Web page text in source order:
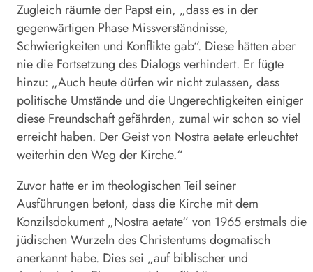
Zugleich räumte der Papstein, „dass es in der
gegenwärtigen Phase Missverständnisse,
Schwierigkeiten und Konflikte gab“. Diese hätten aber
nie die Fortsetzung des Dialogs verhindert. Er fügte
hinzu: „Auch heute dürfen wir nicht zulassen, dass
politische Umstände und die Ungerechtigkeiten einiger
diese Freundschaft gefährden, zumal wir schon so viel
erreicht haben. Der Geist von Nostra aetate erleuchtet
weiterhin den Weg der Kirche.“
Zuvor hatte er im theologischen Teil seiner
Ausführungen betont, dass die Kirche mit dem
Konzilsdokument „Nostra aetate“ von 1965 erstmals die
jüdischen Wurzeln des Christentums dogmatisch
anerkannt habe. Dies sei „auf biblischer und